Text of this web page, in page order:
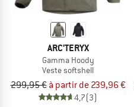
ARC'TERYX
Gamma Hoody
Veste softshell
299,95 € à partir de 239,96 €
4,7(3)